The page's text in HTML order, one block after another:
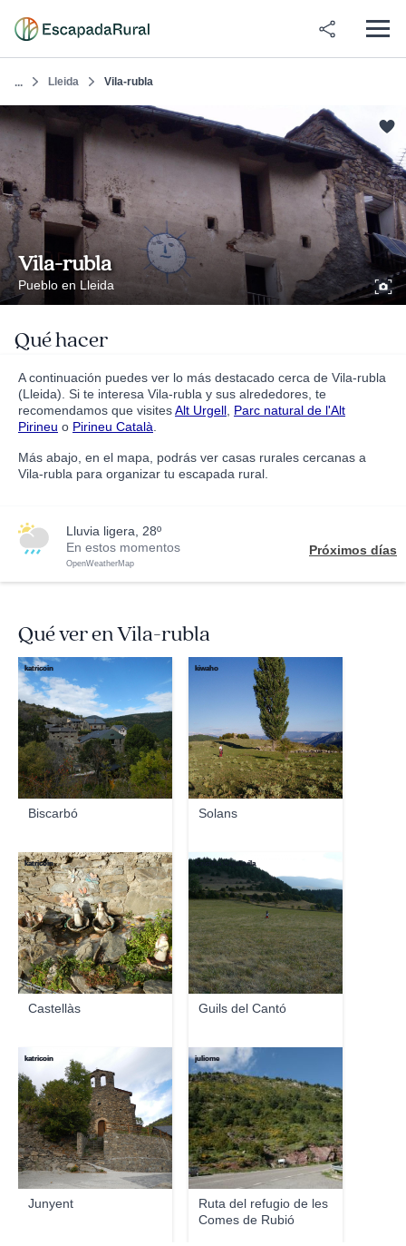
... Lleida Vila-rubla
Vila-rubla
Pueblo en Lleida
Qué hacer
A continuación puedes ver lo más destacado cerca de Vila-rubla
(Lleida). Si te interesa Vila-rubla y sus alrededores, te
recomendamos que visitesAlt Urgell Parc natural de l'Alt
Pirineu o Pirineu Català
Más abajo, en el mapa, podrás ver casas rurales cercanas a
Vila-rubla para organizar tu escapada rural.
lluvia ligera, 28º
En estos momentos
OpenWeatherMap
Próximos días
Qué ver en Vila-rubla
Biscarbó
katricoin
Solans
kiwaho
Castellàs
katricoin
Guils del Cantó
Cristina Capdevila
Junyent
katricoin
Ruta del refugio de les
Comes de Rubió
juliome